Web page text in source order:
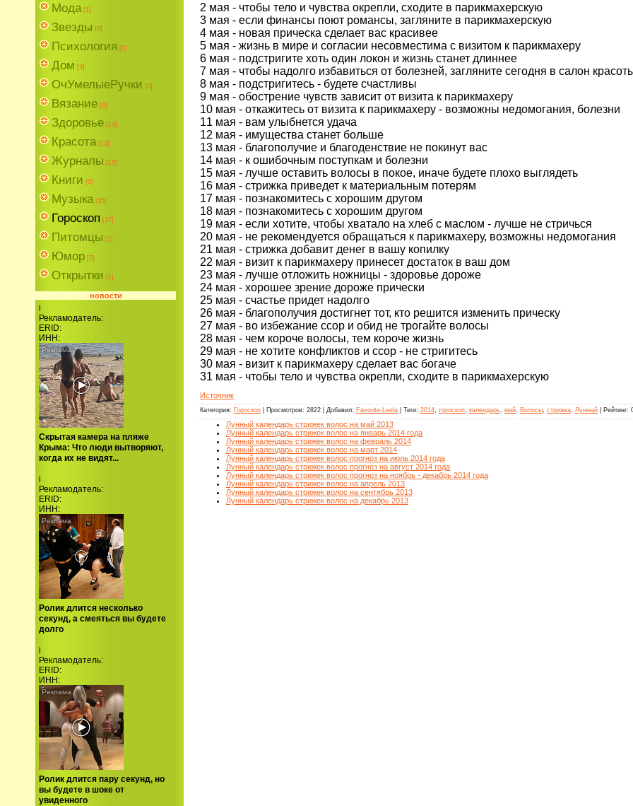
Мода [1]
Звезды [6]
Психология [0]
Дом [3]
ОчУмелыеРучки [0]
Вязание [0]
Здоровье [13]
Красота [13]
Журналы [15]
Книги [0]
Музыка [15]
Гороскоп [17]
Питомцы [1]
Юмор [5]
Открытки [1]
новости
i
Рекламодатель:
ERID:
ИНН:
Скрытая камера на пляже
Крыма: Что люди вытворяют,
когда их не видят...
i
Рекламодатель:
ERID:
ИНН:
Ролик длится несколько
секунд, а смеяться вы будете
долго
i
Рекламодатель:
ERID:
ИНН:
Ролик длится пару секунд, но
вы будете в шоке от
увиденного
2 мая - чтобы тело и чувства окрепли, сходите в парикмахерскую
3 мая - если финансы поют романсы, загляните в парикмахерскую
4 мая - новая прическа сделает вас красивее
5 мая - жизнь в мире и согласии несовместима с визитом к парикмахеру
6 мая - подстригите хоть один локон и жизнь станет длиннее
7 мая - чтобы надолго избавиться от болезней, загляните сегодня в салон
8 мая - подстригитесь - будете счастливы
9 мая - обострение чувств зависит от визита к парикмахеру
10 мая - откажитесь от визита к парикмахеру - возможны недомогания, болезни
11 мая - вам улыбнется удача
12 мая - имущества станет больше
13 мая - благополучие и благоденствие не покинут вас
14 мая - к ошибочным поступкам и болезни
15 мая - лучше оставить волосы в покое, иначе будете плохо выглядеть
16 мая - стрижка приведет к материальным потерям
17 мая - познакомитесь с хорошим другом
18 мая - познакомитесь с хорошим другом
19 мая - если хотите, чтобы хватало на хлеб с маслом - лучше не стричься
20 мая - не рекомендуется обращаться к парикмахеру, возможны недомогания
21 мая - стрижка добавит денег в вашу копилку
22 мая - визит к парикмахеру принесет достаток в ваш дом
23 мая - лучше отложить ножницы - здоровье дороже
24 мая - хорошее зрение дороже прически
25 мая - счастье придет надолго
26 мая - благополучия достигнет тот, кто решится изменить прическу
27 мая - во избежание ссор и обид не трогайте волосы
28 мая - чем короче волосы, тем короче жизнь
29 мая - не хотите конфликтов и ссор - не стригитесь
30 мая - визит к парикмахеру сделает вас богаче
31 мая - чтобы тело и чувства окрепли, сходите в парикмахерскую
Источник
Категория: Гороскоп Просмотров: 2822 Добавил: Favorite-Leela Теги: 2014 гороскоп календарь май Волосы стрижка Лунный Рейтинг:
Лунный календарь стрижек волос на май 2013
Лунный календарь стрижек волос на январь 2014 года
Лунный календарь стрижек волос на февраль 2014
Лунный календарь стрижек волос на март 2014
Лунный календарь стрижек волос прогноз на июль 2014 года
Лунный календарь стрижек волос прогноз на август 2014 года
Лунный календарь стрижек волос прогноз на ноябрь - декабрь 2014 года
Лунный календарь стрижек волос на апрель 2013
Лунный календарь стрижек волос на сентябрь 2013
Лунный календарь стрижек волос на декабрь 2013